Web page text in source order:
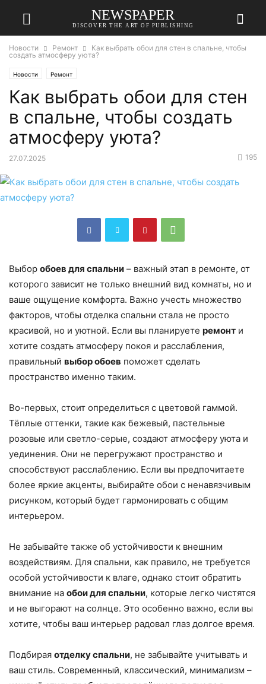
NEWSPAPER
DISCOVER THE ART OF PUBLISHING
Новости Ремонт
Как выбрать обои для стен в спальне, чтобы
создать атмосферу уюта?
Новости Ремонт
Как выбрать обои для стен
в спальне, чтобы создать
атмосферу уюта?
27.07.2025 195
Выбор обоев для спальни – важный этап в ремонте, от
которого зависит не только внешний вид комнаты, но и
ваше ощущение комфорта. Важно учесть множество
факторов, чтобы отделка спальни стала не просто
красивой, но и уютной. Если вы планируете ремонт и
хотите создать атмосферу покоя и расслабления,
правильный выбор обоев поможет сделать
пространство именно таким.
Во-первых, стоит определиться с цветовой гаммой.
Тёплые оттенки, такие как бежевый, пастельные
розовые или светло-серые, создают атмосферу уюта и
уединения. Они не перегружают пространство и
способствуют расслаблению. Если вы предпочитаете
более яркие акценты, выбирайте обои с ненавязчивым
рисунком, который будет гармонировать с общим
интерьером.
Не забывайте также об устойчивости к внешним
воздействиям. Для спальни, как правило, не требуется
особой устойчивости к влаге, однако стоит обратить
внимание на обои для спальни, которые легко чистятся
и не выгорают на солнце. Это особенно важно, если вы
хотите, чтобы ваш интерьер радовал глаз долгое время.
Подбирая отделку спальни, не забывайте учитывать и
ваш стиль. Современный, классический, минимализм –